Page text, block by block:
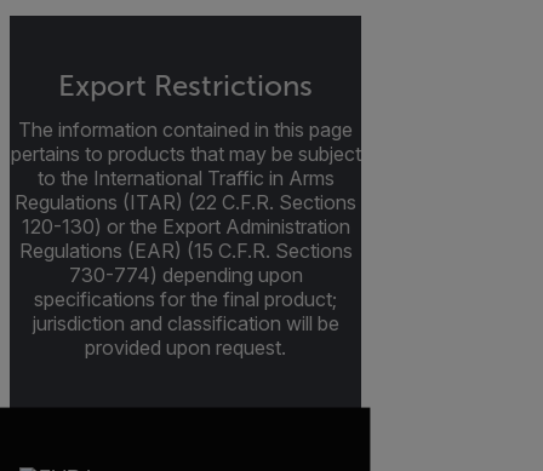
Export Restrictions
The information contained in this page
pertains to products that may be subject
to the International Traffic in Arms
Regulations (ITAR) (22 C.F.R. Sections
120-130) or the Export Administration
Regulations (EAR) (15 C.F.R. Sections
730-774) depending upon
specifications for the final product;
jurisdiction and classification will be
provided upon request.